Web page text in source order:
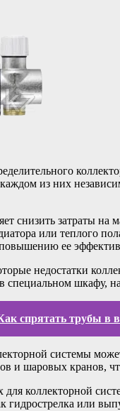
из них
снизить затраты
или теплого
ее
недостатки
специальном шкафу,
спрятать трубы в
системы
и шаровых кранов,
коллекторной
гидрострелка или